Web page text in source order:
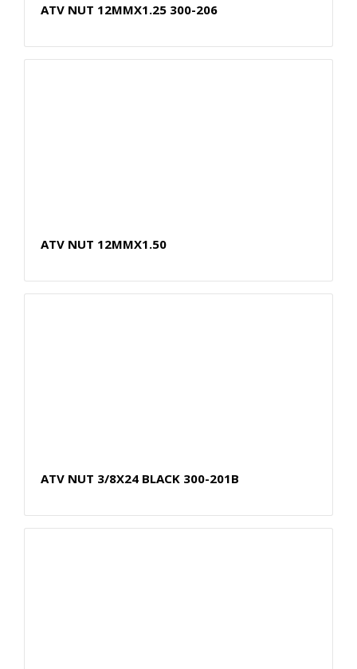
ATV NUT 12MMX1.25 300-206
ATV NUT 12MMX1.50
ATV NUT 3/8X24 BLACK 300-201B